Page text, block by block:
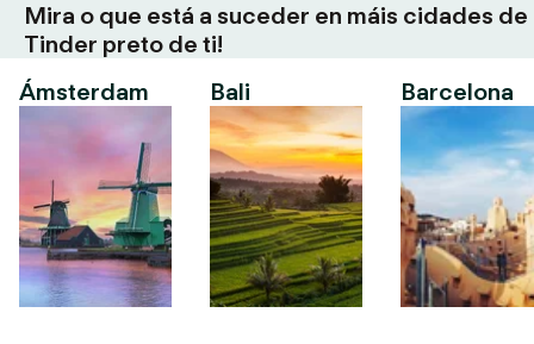
Mira o que está a suceder en máis cidades de
Tinder preto de ti!
Ámsterdam
Bali Barcelona